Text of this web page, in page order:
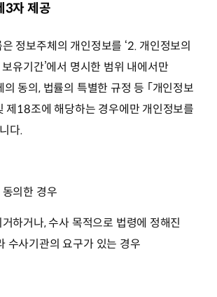
3자 제공
정보주체의 개인정보를 ‘2. 개인정보의
유기간’에서 명시한 범위 내에서만
의 동의, 법률의 특별한 규정 등 ｢개인정보
제18조에 해당하는 경우에만 개인정보를
다.
의한 경우
하거나, 수사 목적으로 법령에 정해진
수사기관의 요구가 있는 경우